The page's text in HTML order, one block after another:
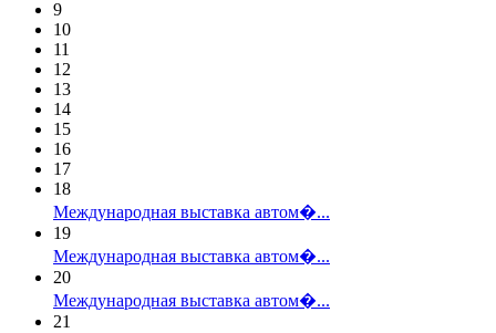
9
10
11
12
13
14
15
16
17
18
Международная выставка автом�...
19
Международная выставка автом�...
20
Международная выставка автом�...
21